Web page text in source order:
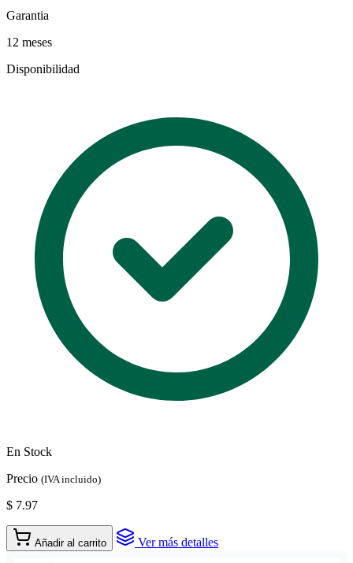
Garantia
12 meses
Disponibilidad
En Stock
Precio (IVA incluido)
$ 7.97
Añadir al carrito Ver más detalles